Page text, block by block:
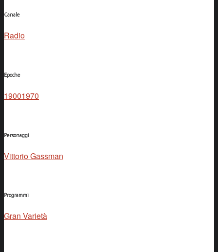
Canale
Radio
Epoche
19001970
Personaggi
Vittorio Gassman
Programmi
Gran Varietà